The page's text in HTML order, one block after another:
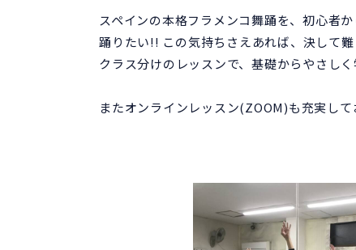
スペインの本格フラメンコ舞踊を、初心者
踊りたい!! この気持ちさえあれば、決して難
クラス分けのレッスンで、基礎からやさし
またオンラインレッスン(ZOOM)も充実し